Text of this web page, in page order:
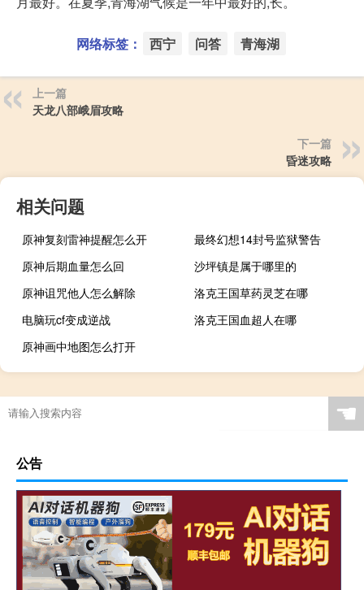
网络标签： 西宁 问答 青海湖
上一篇
天龙八部峨眉攻略
下一篇
昏迷攻略
相关问题
原神复刻雷神提醒怎么开
最终幻想14封号监狱警告
原神后期血量怎么回
沙坪镇是属于哪里的
原神诅咒他人怎么解除
洛克王国草药灵芝在哪
电脑玩cf变成逆战
洛克王国血超人在哪
原神画中地图怎么打开
☚
公告